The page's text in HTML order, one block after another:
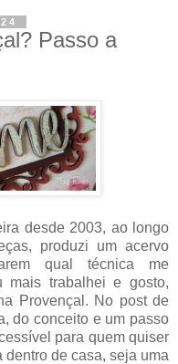
Passo a
desde 2003, ao longo
produzi um acervo
qual técnica me
mais trabalhei e gosto,
Provençal. No post de
do conceito e um passo
para quem quiser
de casa, seja uma